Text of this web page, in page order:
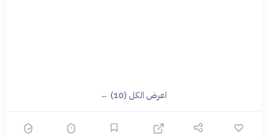
اعرض الكل (10) ←